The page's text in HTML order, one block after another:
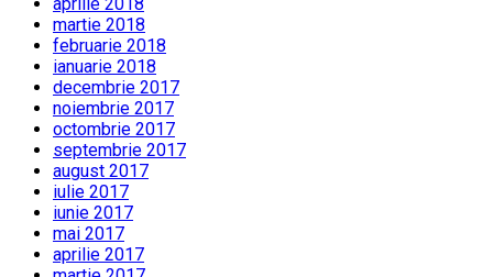
martie 2018
februarie 2018
ianuarie 2018
decembrie 2017
noiembrie 2017
octombrie 2017
septembrie 2017
august 2017
iulie 2017
iunie 2017
mai 2017
aprilie 2017